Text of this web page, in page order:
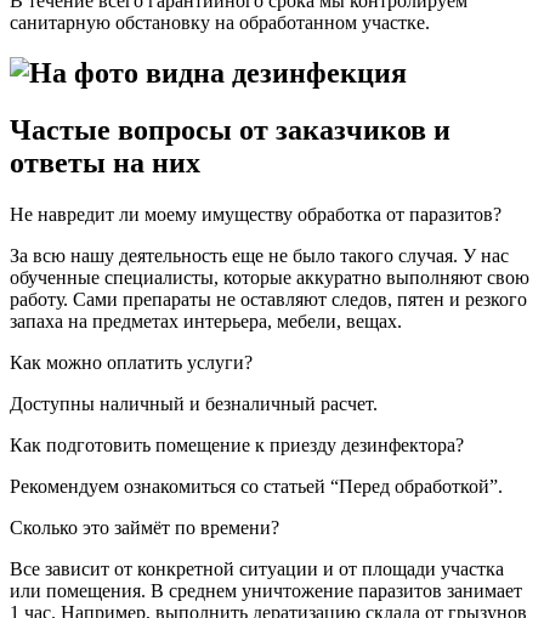
санитарную обстановку на обработанном участке.
Частые вопросы от заказчиков и
ответы на них
Не навредит ли моему имуществу обработка от паразитов?
За всю нашу деятельность еще не было такого случая. У нас
обученные специалисты, которые аккуратно выполняют свою
работу. Сами препараты не оставляют следов, пятен и резкого
запаха на предметах интерьера, мебели, вещах.
Как можно оплатить услуги?
Доступны наличный и безналичный расчет.
Как подготовить помещение к приезду дезинфектора?
Рекомендуем ознакомиться со статьей “Перед обработкой”.
Сколько это займёт по времени?
Все зависит от конкретной ситуации и от площади участка
или помещения. В среднем уничтожение паразитов занимает
1 час. Например, выполнить дератизацию склада от грызунов